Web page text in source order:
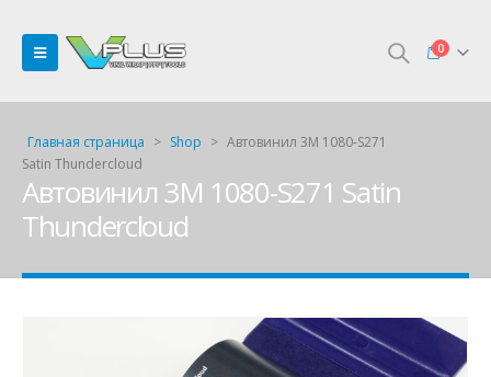
0
Главная страница > Shop > Автовинил 3M 1080-S271
Satin Thundercloud
Автовинил 3M 1080-S271 Satin
Thundercloud